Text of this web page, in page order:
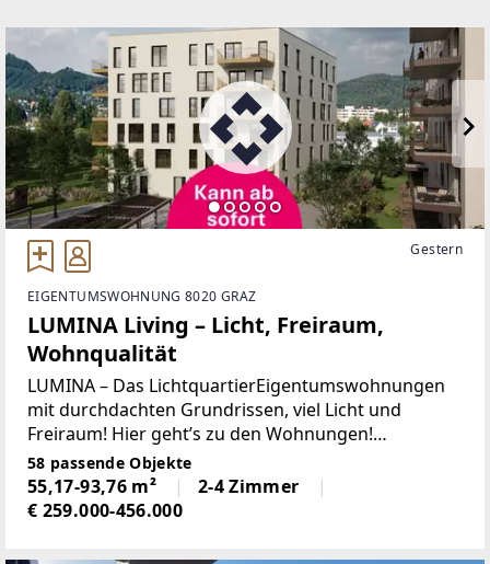
Gestern
EIGENTUMSWOHNUNG 8020 GRAZ
LUMINA Living – Licht, Freiraum,
Wohnqualität
LUMINA – Das LichtquartierEigentumswohnungen
mit durchdachten Grundrissen, viel Licht und
Freiraum! Hier geht’s zu den Wohnungen!
[https://app.visionside.at/lumina/?
a=2262655748570] Mit LUMINA – Das Lichtquartier
58 passende Objekte
55,17-93,76 m²
2-4 Zimmer
€ 259.000-456.000